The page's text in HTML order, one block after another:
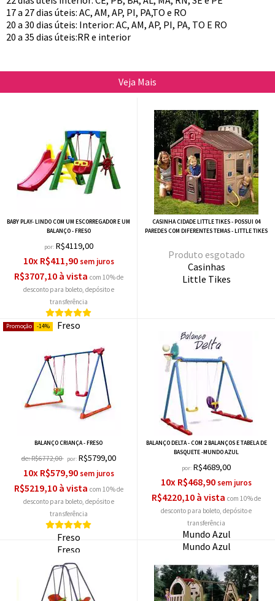
17 a 27 dias úteis: AC, AM, AP, PI, PA,TO e RO
20 a 30 dias úteis: Interior: AC, AM, AP, PI, PA, TO E RO
20 a 35 dias úteis:RR e interior
Veja Mais
BABY PLAY- LINDO COM UM ESCORREGADOR E UM
BALANÇO - FRESO
por: R$4119,00
10x R$411,90
R$3707,10 à vista com 10% de
desconto
Freso
CASINHA CIDADE LITTLE TIKES - POSSUI 04
PAREDES COM DIFERENTES TEMAS - LITTLE TIKES
esgotado
Casinhas
Little Tikes
BALANÇO CRIANÇA - FRESO
de:R$6772,00 por: R$5799,00
10x R$579,90
R$5219,10 à vista com 10% de
desconto
14%
Freso
Freso
BALANÇO DELTA - COM 2 BALANÇOS E TABELA DE
BASQUETE -MUNDO AZUL
por: R$4689,00
10x R$468,90
R$4220,10 à vista com 10% de
desconto
Mundo Azul
Mundo Azul